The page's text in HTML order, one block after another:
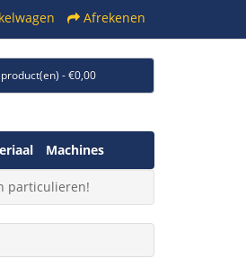
Afrekenen
- €0,00
Machines
particulieren!